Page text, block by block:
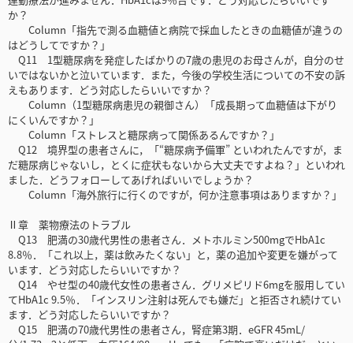
か？
Column「指先で測る血糖値と病院で採血したときの血糖値が違うの
はどうしてですか？」
Q11 1型糖尿病を発症したばかりの7歳の患児のお母さんが，自分のせ
いではないかと泣いています．また，今後の学校生活についての不安の訴
えもあります．どう対応したらいいですか？
Column（1型糖尿病患児の親御さん）「成長期って血糖値は下がり
にくいんですか？」
Column「ストレスと糖尿病って関係あるんですか？」
Q12 境界型の患者さんに，「“糖尿病予備軍” といわれたんですが，ま
だ糖尿病じゃないし，とくに症状もないから大丈夫ですよね？」といわれ
ました．どうフォローしてあげればいいでしょうか？
Column「海外旅行に行くのですが，何か注意事項はありますか？」
Ⅱ章 薬物療法のトラブル
Q13 肥満の30歳代男性の患者さん．メトホルミン500mgでHbA1c
8.8％．「これ以上，薬は飲みたくない」と，薬の追加や変更を嫌がって
います．どう対応したらいいですか？
Q14 やせ型の40歳代女性の患者さん．グリメピリド6mgを服用してい
てHbA1c 9.5％．「インスリン注射は死んでも嫌だ」と拒否され続けてい
ます．どう対応したらいいですか？
Q15 肥満の70歳代男性の患者さん，腎症第3期．eGFR 45mL/